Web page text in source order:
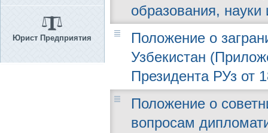
Юрист Предприятия
образования,
Положение о
Узбекистан
Президента РУз от
Положение о
вопросам